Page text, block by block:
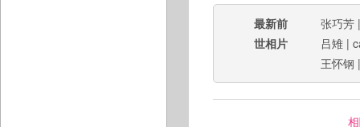
最新前
世相片
张巧芳
吕雉 |
王怀钢